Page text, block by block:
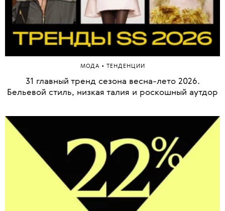
МОДА • ТЕНДЕНЦИИ
31 главный тренд сезона весна-лето 2026.
Бельевой стиль, низкая талия и роскошный аутдор